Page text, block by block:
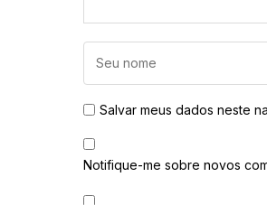
Salvar meus dados neste
Notifique-me sobre novos